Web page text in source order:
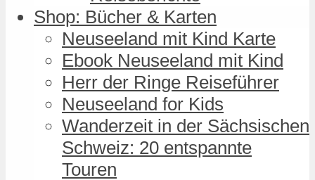
Shop: Bücher & Karten
Neuseeland mit Kind Karte
Ebook Neuseeland mit Kind
Herr der Ringe Reiseführer
Neuseeland for Kids
Wanderzeit in der Sächsischen
Schweiz: 20 entspannte
Touren